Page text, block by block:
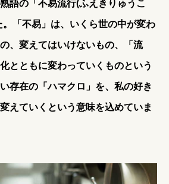
語の「不易流行(ふえきりゅうこ
。「不易」は、いくら世の中が変わ
、変えてはいけないもの、「流
とともに変わっていくものという
存在の「ハマクロ」を、私の好き
えていくという意味を込めていま